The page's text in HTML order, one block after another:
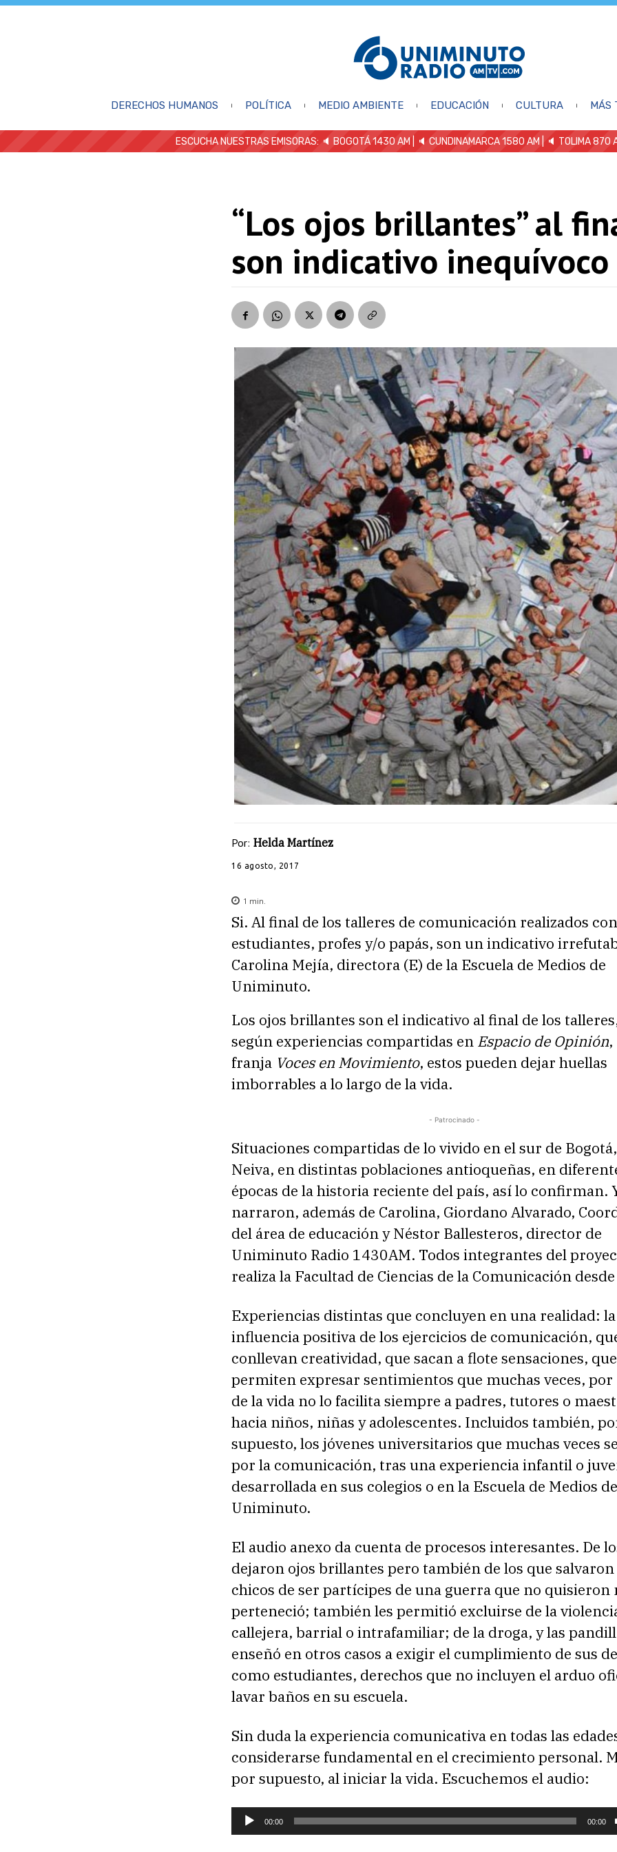
DERECHOS HUMANOS POLÍTICA MEDIO AMBIENTE EDUCACIÓN CULTURA MÁS
ESCUCHA NUESTRAS EMISORAS: 🔈 BOGOTÁ 1430 AM | 🔈 CUNDINAMARCA 1580 AM | 🔈 TOLIMA 870
“Los ojos brillantes” al
son indicativo inequívoco
Por: Helda Martínez
16 agosto, 2017
1 min.
Si. Al final de los talleres de comunicación realizados con
estudiantes, profes y/o papás, son un indicativo
Carolina Mejía, directora (E) de la Escuela de Medios de
Uniminuto.
Los ojos brillantes son el indicativo al final de los
según experiencias compartidas en Espacio de Opinión
franja Voces en Movimiento, estos pueden dejar huellas
imborrables a lo largo de la vida.
- Patrocinado -
Situaciones compartidas de lo vivido en el sur de
Neiva, en distintas poblaciones antioqueñas, en
épocas de la historia reciente del país, así lo confirman.
narraron, además de Carolina, Giordano Alvarado,
del área de educación y Néstor Ballesteros, director de
Uniminuto Radio 1430AM. Todos integrantes del
realiza la Facultad de Ciencias de la Comunicación
Experiencias distintas que concluyen en una realidad: la
influencia positiva de los ejercicios de comunicación,
conllevan creatividad, que sacan a flote sensaciones, que
permiten expresar sentimientos que muchas veces, por
de la vida no lo facilita siempre a padres, tutores o
hacia niños, niñas y adolescentes. Incluidos también,
supuesto, los jóvenes universitarios que muchas veces
por la comunicación, tras una experiencia infantil o
desarrollada en sus colegios o en la Escuela de Medios de
Uniminuto.
El audio anexo da cuenta de procesos interesantes. De
dejaron ojos brillantes pero también de los que salvaron
chicos de ser partícipes de una guerra que no quisieron
perteneció; también les permitió excluirse de la
callejera, barrial o intrafamiliar; de la droga, y las
enseñó en otros casos a exigir el cumplimiento de sus
como estudiantes, derechos que no incluyen el arduo
lavar baños en su escuela.
Sin duda la experiencia comunicativa en todas las
considerarse fundamental en el crecimiento personal.
por supuesto, al iniciar la vida. Escuchemos el audio:
e
00:00 00:00